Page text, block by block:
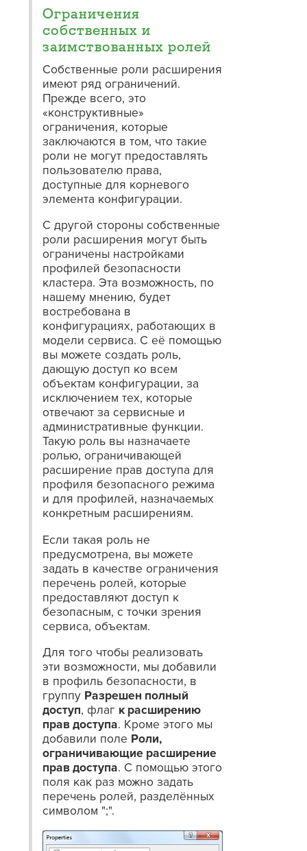
Ограничения
собственных и
заимствованных ролей
Собственные роли расширения
имеют ряд ограничений.
Прежде всего, это
«конструктивные»
ограничения, которые
заключаются в том, что такие
роли не могут предоставлять
пользователю права,
доступные для корневого
элемента конфигурации.
С другой стороны собственные
роли расширения могут быть
ограничены настройками
профилей безопасности
кластера. Эта возможность, по
нашему мнению, будет
востребована в
конфигурациях, работающих в
модели сервиса. С её помощью
вы можете создать роль,
дающую доступ ко всем
объектам конфигурации, за
исключением тех, которые
отвечают за сервисные и
административные функции.
Такую роль вы назначаете
ролью, ограничивающей
расширение прав доступа для
профиля безопасного режима
и для профилей, назначаемых
конкретным расширениям.
Если такая роль не
предусмотрена, вы можете
задать в качестве ограничения
перечень ролей, которые
предоставляют доступ к
безопасным, с точки зрения
сервиса, объектам.
Для того чтобы реализовать
эти возможности, мы добавили
в профиль безопасности, в
группу Разрешен полный
доступ, флаг к расширению
прав доступа. Кроме этого мы
добавили поле Роли,
ограничивающие расширение
прав доступа. С помощью этого
поля как раз можно задать
перечень ролей, разделённых
символом ";".